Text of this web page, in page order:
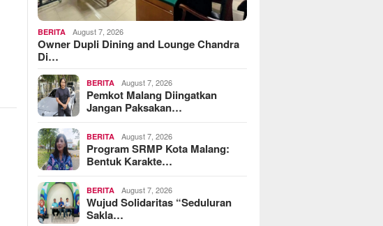
BERITA August 7, 2026
Owner Dupli Dining and Lounge Chandra
Di…
BERITA August 7, 2026
Pemkot Malang Diingatkan
Jangan Paksakan…
BERITA August 7, 2026
Program SRMP Kota Malang:
Bentuk Karakte…
BERITA August 7, 2026
Wujud Solidaritas “Seduluran
Sakla…